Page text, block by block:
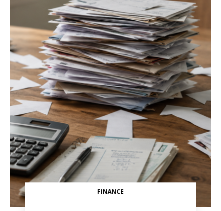
FINANCE